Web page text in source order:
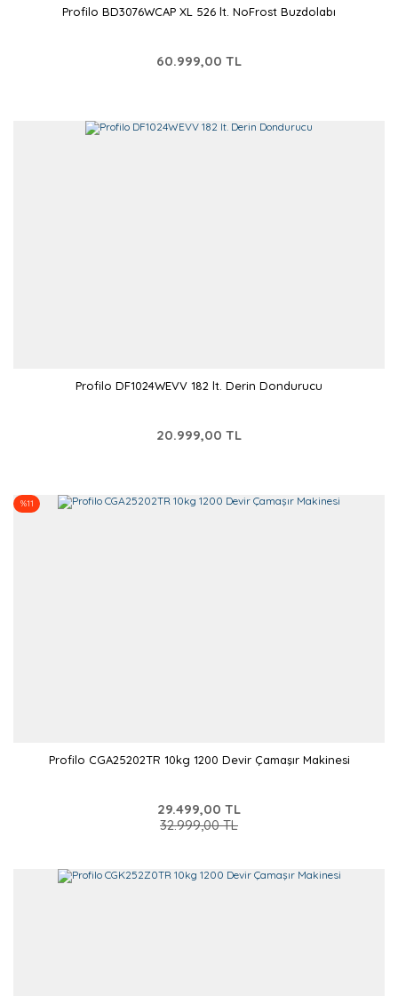
Profilo BD3076WCAP XL 526 lt. NoFrost Buzdolabı
60.999,00 TL
Profilo DF1024WEVV 182 lt. Derin Dondurucu
20.999,00 TL
%11
Profilo CGA25202TR 10kg 1200 Devir Çamaşır Makinesi
29.499,00 TL
32.999,00 TL